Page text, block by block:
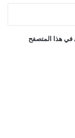
في هذا المتصفح